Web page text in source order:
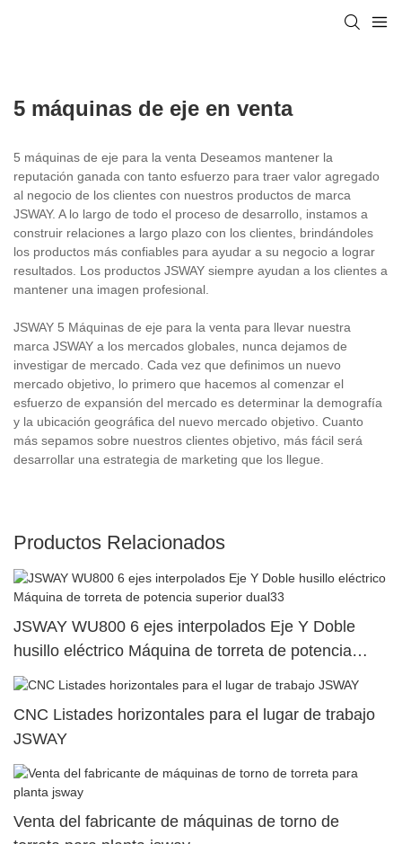
5 máquinas de eje en venta
5 máquinas de eje para la venta Deseamos mantener la
reputación ganada con tanto esfuerzo para traer valor agregado
al negocio de los clientes con nuestros productos de marca
JSWAY. A lo largo de todo el proceso de desarrollo, instamos a
construir relaciones a largo plazo con los clientes, brindándoles
los productos más confiables para ayudar a su negocio a lograr
resultados. Los productos JSWAY siempre ayudan a los clientes a
mantener una imagen profesional.
JSWAY 5 Máquinas de eje para la venta para llevar nuestra
marca JSWAY a los mercados globales, nunca dejamos de
investigar de mercado. Cada vez que definimos un nuevo
mercado objetivo, lo primero que hacemos al comenzar el
esfuerzo de expansión del mercado es determinar la demografía
y la ubicación geográfica del nuevo mercado objetivo. Cuanto
más sepamos sobre nuestros clientes objetivo, más fácil será
desarrollar una estrategia de marketing que los llegue.
Productos Relacionados
JSWAY WU800 6 ejes interpolados Eje Y Doble
husillo eléctrico Máquina de torreta de potencia
superior dual33
CNC Listades horizontales para el lugar de trabajo
JSWAY
Venta del fabricante de máquinas de torno de